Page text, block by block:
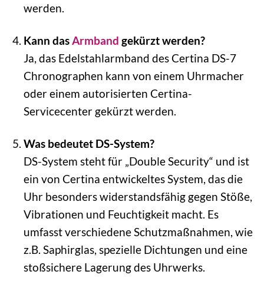
werden.
Kann dasArmband gekürzt werden?
Ja, das Edelstahlarmband des Certina DS-7
Chronographen kann von einem Uhrmacher
oder einem autorisierten Certina-
Servicecenter gekürzt werden.
Was bedeutet DS-System?
DS-System steht für „Double Security“ und ist
ein von Certina entwickeltes System, das die
Uhr besonders widerstandsfähig gegen Stöße,
Vibrationen und Feuchtigkeit macht. Es
umfasst verschiedene Schutzmaßnahmen, wie
z.B. Saphirglas, spezielle Dichtungen und eine
stoßsichere Lagerung des Uhrwerks.